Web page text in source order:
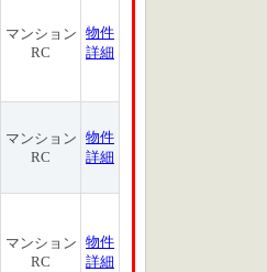
マンション
RC
物件
詳細
マンション
RC
物件
詳細
マンション
RC
物件
詳細